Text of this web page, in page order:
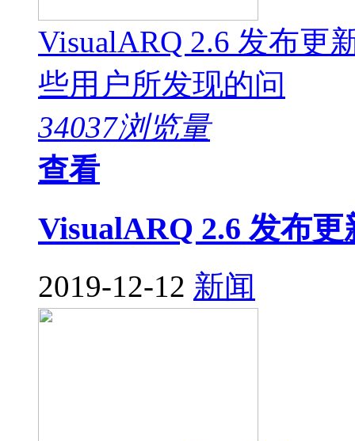
VisualARQ 2.6 发布更
些用户所发现的问
34037浏览量
查看
VisualARQ 2.6 发布更
2019-12-12 新闻